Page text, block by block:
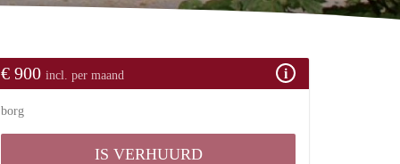
€ 900 incl. per maand
borg
IS VERHUURD